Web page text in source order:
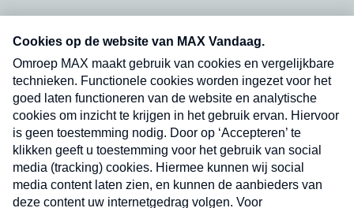
nieuwsbrief. Elke vrijdag- en dinsdagochtend in
uw mailbox.
Verzend